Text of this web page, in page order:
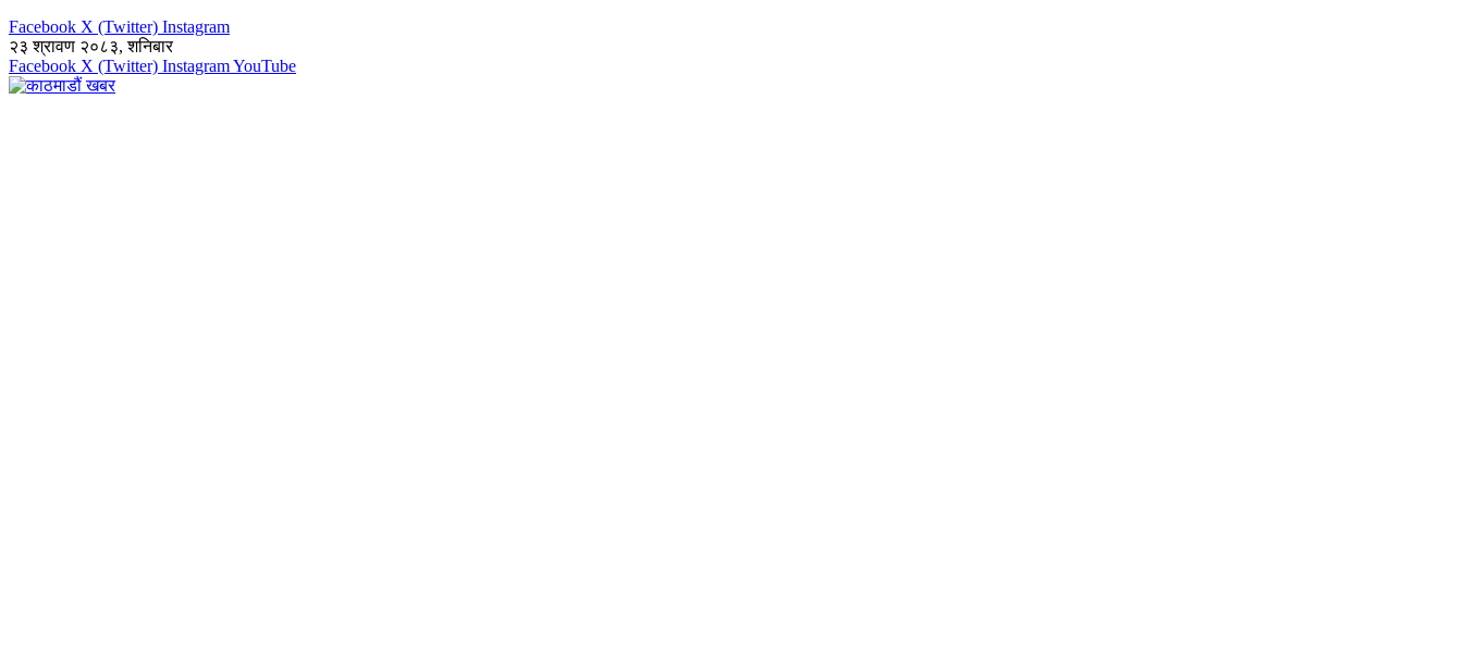
Facebook X (Twitter) Instagram
२३ श्रावण २०८३, शनिबार
Facebook X (Twitter) InstagramYouTube